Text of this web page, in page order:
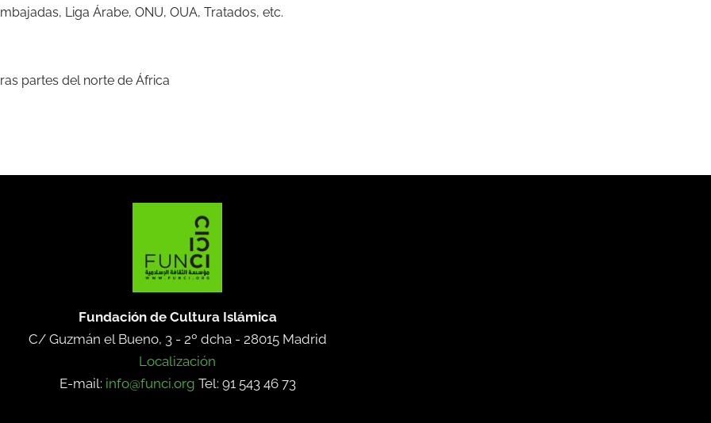
Liga Árabe, ONU, OUA, Tratados, etc.
partes del norte de África
Fundación de Cultura Islámica
C/ Guzmán el Bueno, 3 - 2º dcha - 28015 Madrid
Localización
E-mail: info@funci.org Tel: 91 543 46 73